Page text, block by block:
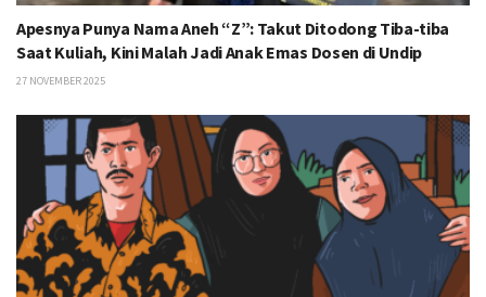
Apesnya Punya Nama Aneh “Z”: Takut Ditodong Tiba-tiba
Saat Kuliah, Kini Malah Jadi Anak Emas Dosen di Undip
27 NOVEMBER 2025